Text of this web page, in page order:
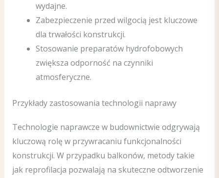
wydajne.
Zabezpieczenie przed wilgocią jest kluczowe
dla trwałości konstrukcji.
Stosowanie preparatów hydrofobowych
zwiększa odporność na czynniki
atmosferyczne.
Przykłady zastosowania technologii naprawy
Technologie naprawcze w budownictwie odgrywają
kluczową rolę w przywracaniu funkcjonalności
konstrukcji. W przypadku balkonów, metody takie
jak reprofilacja pozwalają na skuteczne odtworzenie